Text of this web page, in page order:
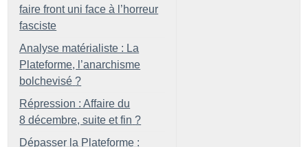
faire front uni face à l’horreur
fasciste
Analyse matérialiste : La
Plateforme, l’anarchisme
bolchevisé ?
Répression : Affaire du
8 décembre, suite et fin ?
Dépasser la Plateforme :